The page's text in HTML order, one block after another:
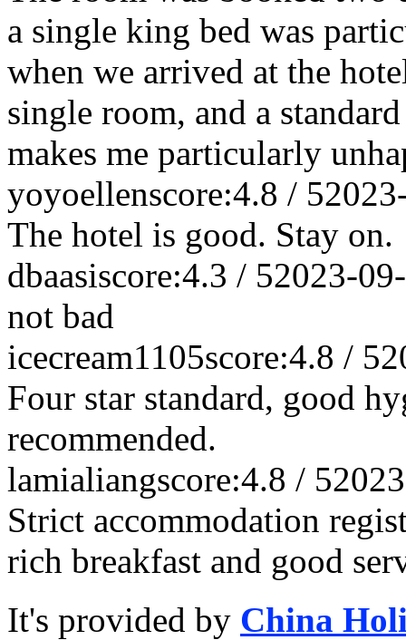
a single king bed was
when we arrived at the
single room, and a
makes me particularly
yoyoellenscore:4.8 / 5
The hotel is good. Stay on.
dbaasiscore:4.3 / 52023-
not bad
icecream1105score:4.8 / 5
Four star standard, good
recommended.
lamialiangscore:4.8 / 5
Strict accommodation
rich breakfast and good
It's provided by China